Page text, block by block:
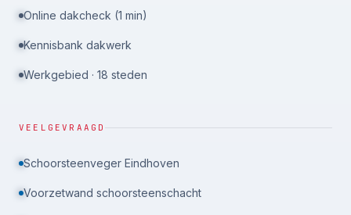
Online dakcheck (1 min)
Kennisbank dakwerk
Werkgebied · 18 steden
VEELGEVRAAGD
Schoorsteenveger Eindhoven
Voorzetwand schoorsteenschacht